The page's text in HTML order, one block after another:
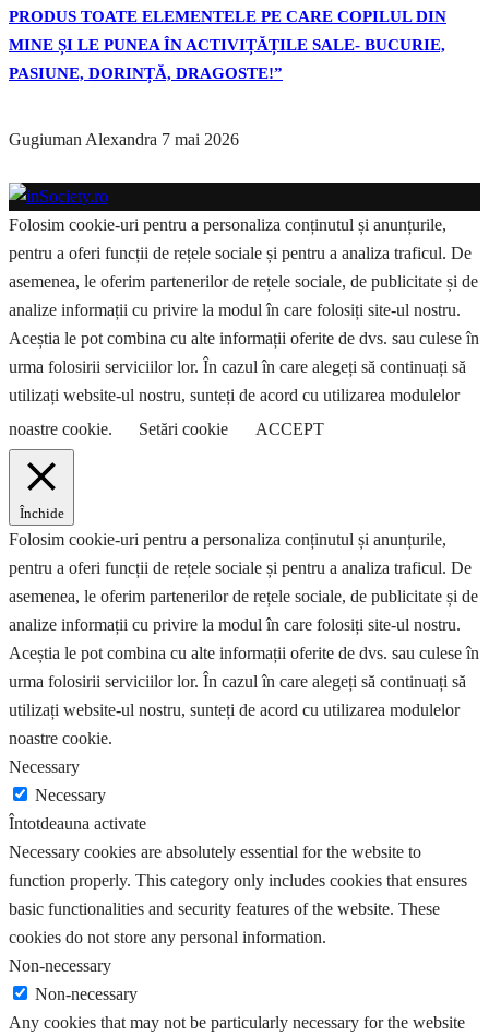
PRODUS TOATE ELEMENTELE PE CARE COPILUL DIN
MINE ȘI LE PUNEA ÎN ACTIVIȚĂȚILE SALE- BUCURIE,
PASIUNE, DORINȚĂ, DRAGOSTE!”
Gugiuman Alexandra 7 mai 2026
Folosim cookie-uri pentru a personaliza conținutul și anunțurile,
pentru a oferi funcții de rețele sociale și pentru a analiza traficul. De
asemenea, le oferim partenerilor de rețele sociale, de publicitate și de
analize informații cu privire la modul în care folosiți site-ul nostru.
Aceștia le pot combina cu alte informații oferite de dvs. sau culese în
urma folosirii serviciilor lor. În cazul în care alegeți să continuați să
utilizați website-ul nostru, sunteți de acord cu utilizarea modulelor
noastre cookie.
Setări cookie ACCEPT
Închide
Folosim cookie-uri pentru a personaliza conținutul și anunțurile,
pentru a oferi funcții de rețele sociale și pentru a analiza traficul. De
asemenea, le oferim partenerilor de rețele sociale, de publicitate și de
analize informații cu privire la modul în care folosiți site-ul nostru.
Aceștia le pot combina cu alte informații oferite de dvs. sau culese în
urma folosirii serviciilor lor. În cazul în care alegeți să continuați să
utilizați website-ul nostru, sunteți de acord cu utilizarea modulelor
noastre cookie.
Necessary
Necessary
Întotdeauna activate
Necessary cookies are absolutely essential for the website to
function properly. This category only includes cookies that ensures
basic functionalities and security features of the website. These
cookies do not store any personal information.
Non-necessary
Non-necessary
Any cookies that may not be particularly necessary for the website